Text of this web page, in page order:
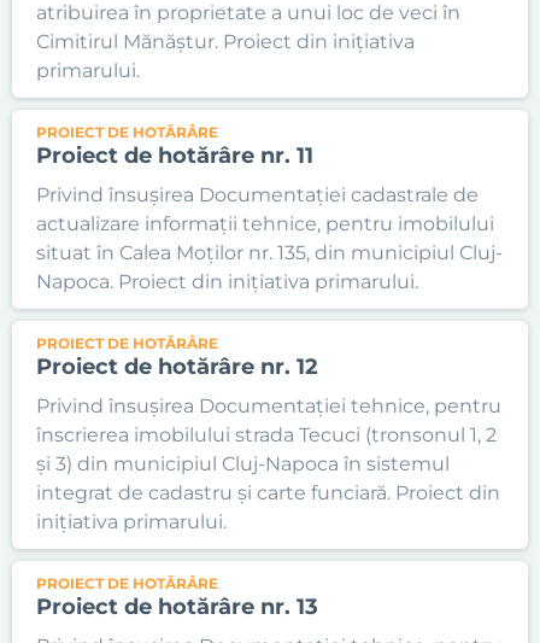
atribuirea în proprietate a unui loc de veci în
Cimitirul Mănăștur. Proiect din inițiativa
primarului.
PROIECT DE HOTĂRÂRE
Proiect de hotărâre nr. 11
Privind însușirea Documentației cadastrale de
actualizare informații tehnice, pentru imobilului
situat în Calea Moților nr. 135, din municipiul Cluj-
Napoca. Proiect din inițiativa primarului.
PROIECT DE HOTĂRÂRE
Proiect de hotărâre nr. 12
Privind însușirea Documentației tehnice, pentru
înscrierea imobilului strada Tecuci (tronsonul 1, 2
și 3) din municipiul Cluj-Napoca în sistemul
integrat de cadastru și carte funciară. Proiect din
inițiativa primarului.
PROIECT DE HOTĂRÂRE
Proiect de hotărâre nr. 13